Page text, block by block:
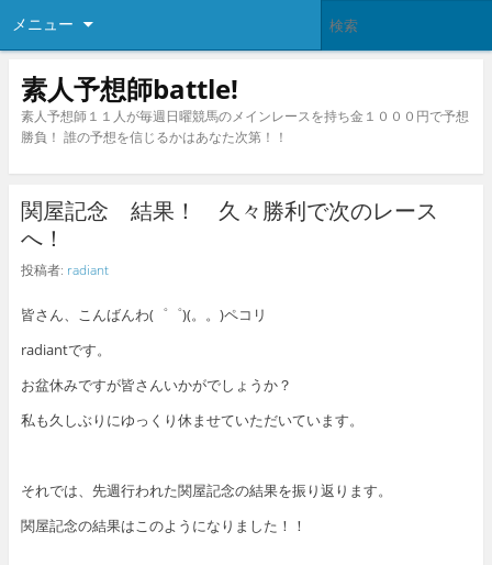
メニュー
素人予想師battle!
素人予想師１１人が毎週日曜競馬のメインレースを持ち金１０００円で予想
勝負！ 誰の予想を信じるかはあなた次第！！
関屋記念 結果！ 久々勝利で次のレース
へ！
投稿者: radiant
皆さん、こんばんわ(゜゜)(。。)ペコリ
radiantです。
お盆休みですが皆さんいかがでしょうか？
私も久しぶりにゆっくり休ませていただいています。
それでは、先週行われた関屋記念の結果を振り返ります。
関屋記念の結果はこのようになりました！！